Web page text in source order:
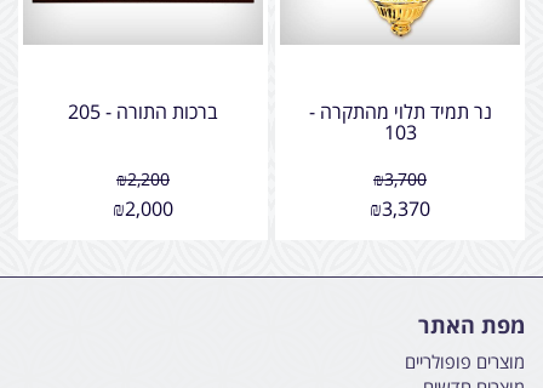
נר תמיד תלוי מהתקרה -
103
₪3,700
₪3,370
ברכות התורה - 205
₪2,200
₪2,000
מפת האתר
מוצרים פופולריים